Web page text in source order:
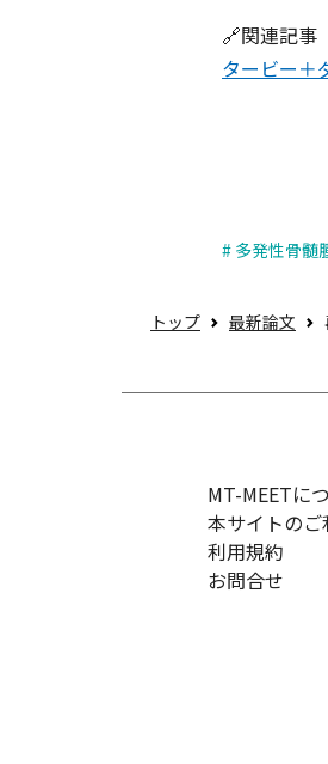
🔗関連記事
タービー＋
# 多発性骨髄
トップ 最新論文
MT-MEETに
本サイトの
利用規約
お問合せ